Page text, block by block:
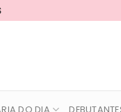
DO DIA